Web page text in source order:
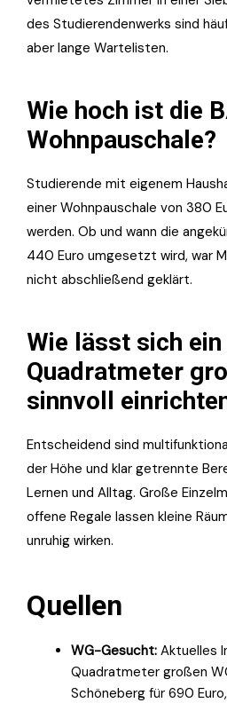
des Studierendenwerks sind
aber lange Wartelisten.
Wie hoch ist die
Wohnpauschale?
Studierende mit eigenem
einer Wohnpauschale von 380
werden. Ob und wann die
440 Euro umgesetzt wird, war
nicht abschließend geklärt.
Wie lässt sich
Quadratmeter
sinnvoll
Entscheidend sind
der Höhe und klar getrennte
Lernen und Alltag. Große
offene Regale lassen kleine
unruhig wirken.
Quellen
WG-Gesucht: Aktuelles
Quadratmeter großen
Schöneberg für 690